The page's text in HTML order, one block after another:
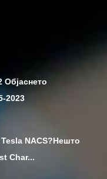
Објаснето
2023
NACS?Нешто
Char...